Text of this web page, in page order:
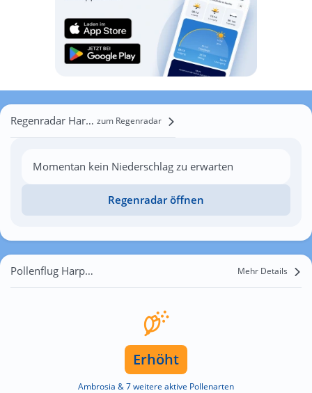
Regenradar Harpolingen zum Regenradar
Momentan kein Niederschlag zu erwarten
Regenradar öffnen
Pollenflug Harpolingen Mehr Details
Erhöht
Ambrosia & 7 weitere aktive Pollenarten